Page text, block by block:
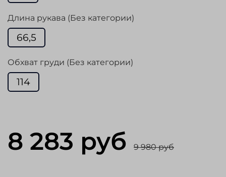
Длина рукава (Без категории)
66,5
Обхват груди (Без категории)
114
8 283 руб 9 980 руб